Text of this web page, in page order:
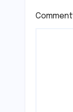
Comment